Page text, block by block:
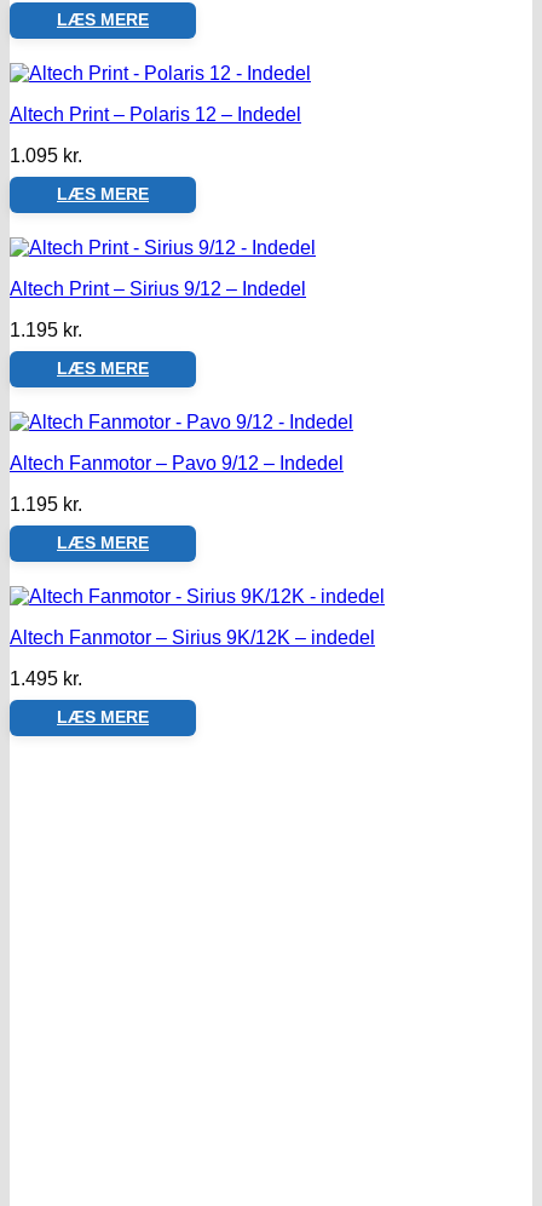
LÆS MERE
Altech Print – Polaris 12 – Indedel
1.095 kr.
LÆS MERE
Altech Print – Sirius 9/12 – Indedel
1.195 kr.
LÆS MERE
Altech Fanmotor – Pavo 9/12 – Indedel
1.195 kr.
LÆS MERE
Altech Fanmotor – Sirius 9K/12K – indedel
1.495 kr.
LÆS MERE